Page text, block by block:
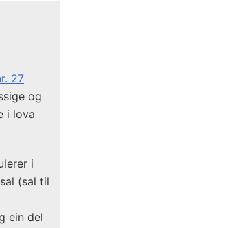
27
og
i lova
i
(sal til
ein del